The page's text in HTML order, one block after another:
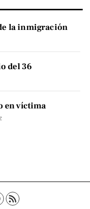
la inmigración
del 36
en víctima